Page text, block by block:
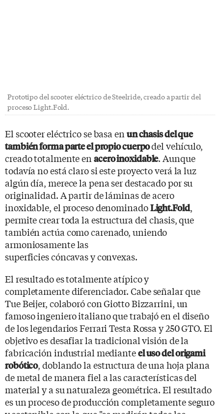
Prototipo del scooter eléctrico de Steelride, creado a partir del
proceso Light.Fold.
El scooter eléctrico se basa en un chasis del que
también forma parte el propio cuerpodel vehículo,
creado totalmente en acero inoxidable. Aunque
todavía no está claro si este proyecto verá la luz
algún día, merece la pena ser destacado por su
originalidad. A partir de láminas de acero
inoxidable, el proceso denominadoLight.Fold,
permite crear toda la estructura del chasis, que
también actúa como carenado, uniendo
armoniosamente las
superficies cóncavas y convexas.
El resultado es totalmente atípico y
completamente diferenciador. Cabe señalar que
Tue Beijer, colaboró ​​con Giotto Bizzarrini, un
famoso ingeniero italiano que trabajó en el diseño
de los legendarios Ferrari Testa Rossa y 250 GTO. El
objetivo es desafiar la tradicional visión de la
fabricación industrial medianteel uso del origami
robótico, doblando la estructura de una hoja plana
de metal de manera fiel a las características del
material y a su naturaleza geométrica. El resultado
es un proceso de producción completamente seguro